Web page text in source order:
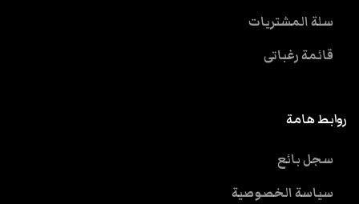
سلة المشتريات
قائمة رغباتى
روابط هامة
سجل بائع
سياسة الخصوصية